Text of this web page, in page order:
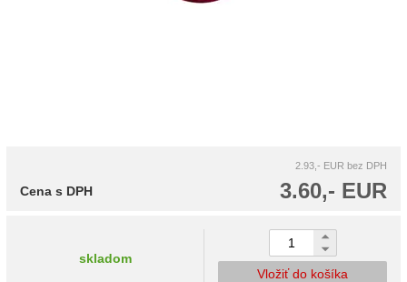
2.93,- EUR bez DPH
3.60,- EUR
Cena s DPH
skladom
Vložiť do košíka